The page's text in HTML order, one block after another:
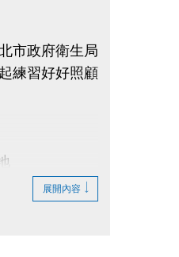
市政府衛生局
練習好好照顧
展開內容